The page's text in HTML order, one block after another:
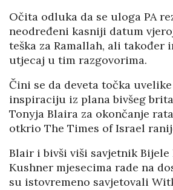
Očita odluka da se uloga PA
neodređeni kasniji datum
teška za Ramallah, ali također
utjecaj u tim razgovorima.
Čini se da deveta točka
inspiraciju iz plana bivšeg
Tonyja Blaira za okončanje
otkrio The Times of Israel
Blair i bivši viši savjetnik Bijele
Kushner mjesecima rade na
su istovremeno savjetovali